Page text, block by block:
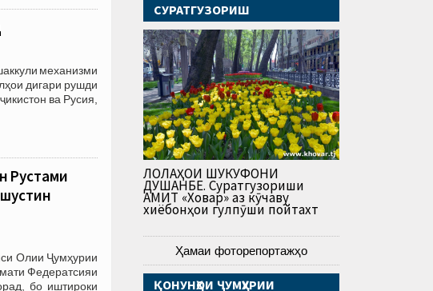
механизми
дигари рушди
ва Русия,
Рустами
Олии Ҷумҳурии
Федератсияи
бо иштироки
СУРАТГУЗОРИШ
ЛОЛАҲОИ ШУКУФОНИ
ДУШАНБЕ. Суратгузориши
АМИТ «Ховар» аз кӯчаву
хиёбонҳои гулпӯши пойтахт
Ҳамаи фоторепортажҳо
ҚОНУНҲОИ ҶУМҲУРИИ